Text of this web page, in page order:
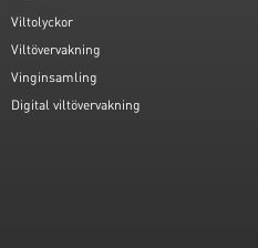
Viltolyckor
Viltövervakning
Vinginsamling
Digital viltövervakning